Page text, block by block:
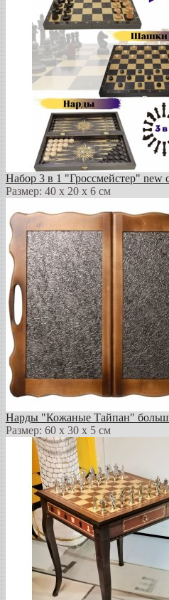
Набор 3 в 1 "Гроссмейстер" new
Размер: 40 х 20 х 6 см
Нарды "Кожаные Тайпан"
Размер: 60 х 30 х 5 см